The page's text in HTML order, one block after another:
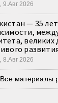
9.Авг 2026
— 35
великих
развития
8.Авг 2026
Все материалы